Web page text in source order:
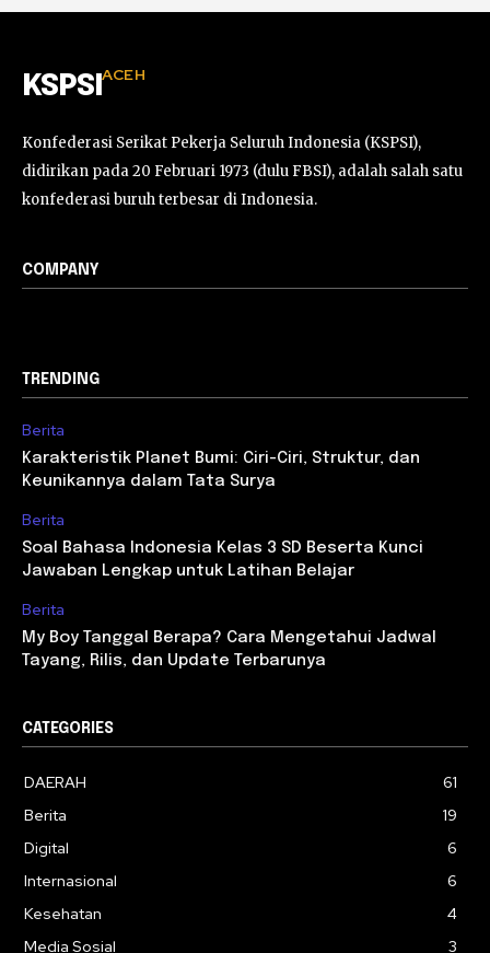
KSPSIACEH
Konfederasi Serikat Pekerja Seluruh Indonesia (KSPSI),
didirikan pada 20 Februari 1973 (dulu FBSI), adalah salah satu
konfederasi buruh terbesar di Indonesia.
COMPANY
TRENDING
Berita
Karakteristik Planet Bumi: Ciri-Ciri, Struktur, dan
Keunikannya dalam Tata Surya
Berita
Soal Bahasa Indonesia Kelas 3 SD Beserta Kunci
Jawaban Lengkap untuk Latihan Belajar
Berita
My Boy Tanggal Berapa? Cara Mengetahui Jadwal
Tayang, Rilis, dan Update Terbarunya
CATEGORIES
DAERAH
61
Berita
19
Digital
6
Internasional
6
Kesehatan
4
Media Sosial
3